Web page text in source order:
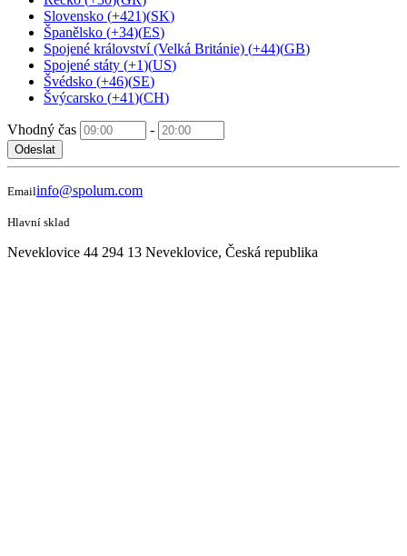
Slovensko (+421)(SK)
Španělsko (+34)(ES)
Spojené království (Velká Británie) (+44)(GB)
Spojené státy (+1)(US)
Švédsko (+46)(SE)
Švýcarsko (+41)(CH)
Vhodný čas -
Odeslat
Emailinfo@spolum.com
Hlavní sklad
Neveklovice 44 294 13 Neveklovice, Česká republika